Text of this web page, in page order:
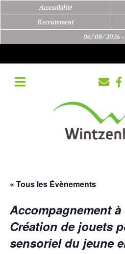
Accessibilité
Recrutement
06/08/2026 -
« Tous les Évènements
Accompagnement
Création de jouets
sensoriel du jeune